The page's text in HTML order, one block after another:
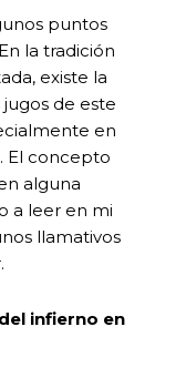
puntos
la tradición
existe la
de este
en
El concepto
alguna
a leer en mi
llamativos
infierno en